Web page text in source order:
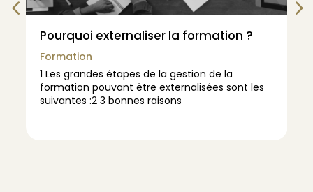
Pourquoi externaliser la formation ?
Formation
1 Les grandes étapes de la gestion de la
formation pouvant être externalisées sont les
suivantes :2 3 bonnes raisons